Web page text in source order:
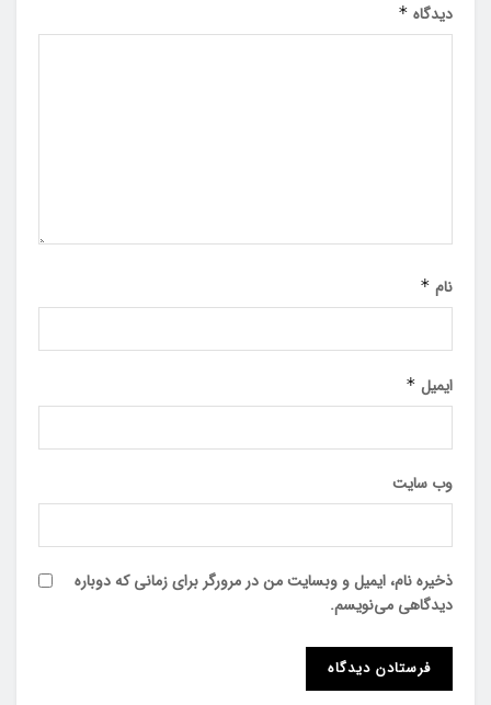
دیدگاه *
نام *
ایمیل *
وب‌ سایت
ذخیره نام، ایمیل و وبسایت من در مرورگر برای زمانی که دوباره
دیدگاهی می‌نویسم.